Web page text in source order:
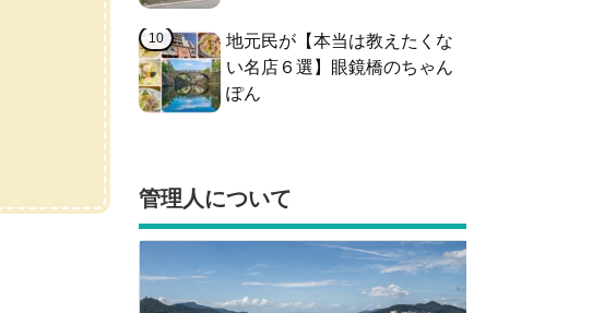
地元民が【本当は教えたくな
い名店６選】眼鏡橋のちゃん
ぽん
管理人について